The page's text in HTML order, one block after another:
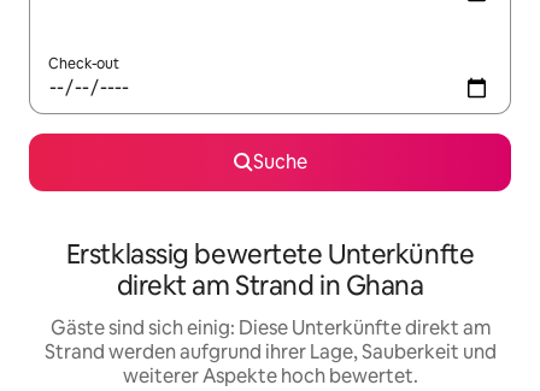
Check-out
Suche
Erstklassig bewertete Unterkünfte
direkt am Strand in Ghana
Gäste sind sich einig: Diese Unterkünfte direkt am
Strand werden aufgrund ihrer Lage, Sauberkeit und
weiterer Aspekte hoch bewertet.